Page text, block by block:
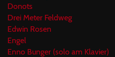
Donots
Drei Meter Feldweg
Edwin Rosen
Engel
Enno Bunger (solo am Klavier)